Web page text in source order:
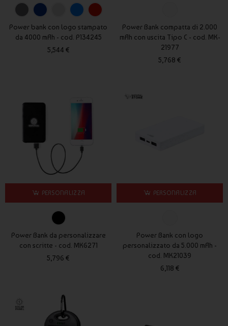
brand in modo concreto e duraturo.
Power bank con logo stampato
da 4000 mAh - cod. P134245
5,544 €
Power Bank compatta di 2.000
mAh con uscita Tipo C - cod. MK-
21977
5,768 €
PERSONALIZZA
Power Bank da personalizzare
con scritte - cod. MK6271
5,796 €
PERSONALIZZA
Power Bank con logo
personalizzato da 5.000 mAh -
cod. MK21039
6,118 €